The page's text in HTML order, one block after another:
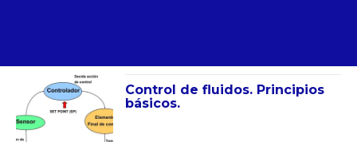
Control de fluidos. Principios
básicos.